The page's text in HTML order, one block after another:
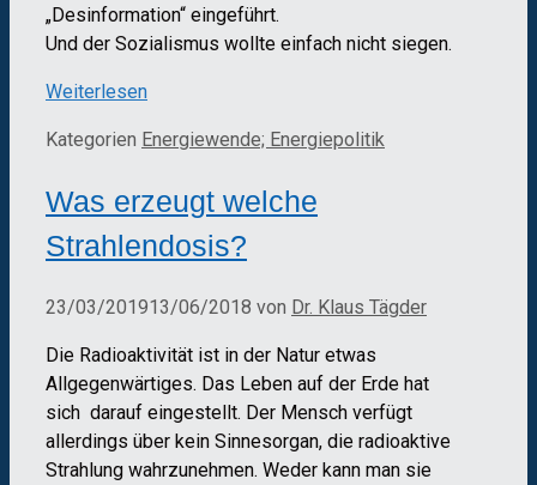
„Desinformation“ eingeführt.
Und der Sozialismus wollte einfach nicht siegen.
Weiterlesen
Kategorien Energiewende; Energiepolitik
Was erzeugt welche
Strahlendosis?
23/03/201913/06/2018 von Dr. Klaus Tägder
Die Radioaktivität ist in der Natur etwas
Allgegenwärtiges. Das Leben auf der Erde hat
sich darauf eingestellt. Der Mensch verfügt
allerdings über kein Sinnesorgan, die radioaktive
Strahlung wahrzunehmen. Weder kann man sie